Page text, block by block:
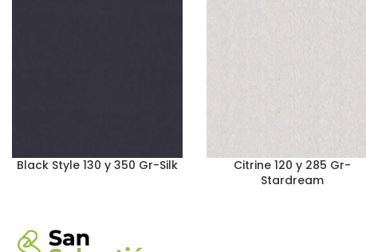
Black Style 130 y 350 Gr-Silk
Citrine 120 y 285 Gr-
Stardream